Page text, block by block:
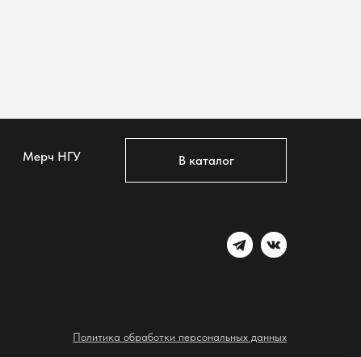
В каталог
Мерч НГУ
Политика обработки персональных данных